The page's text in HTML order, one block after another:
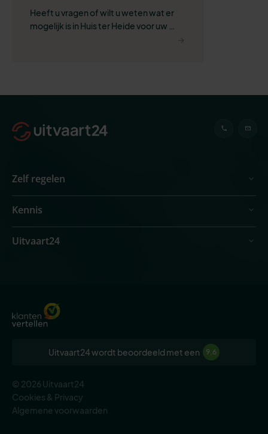
Heeft u vragen of wilt u weten wat er
mogelijk is in Huis ter Heide voor uw
Zelf regelen
Kennis
Uitvaart24
Uitvaart24 wordt beoordeeld met een 9,6
© 2026 Uitvaart24
Cookies & Privacy
Algemene voorwaarden